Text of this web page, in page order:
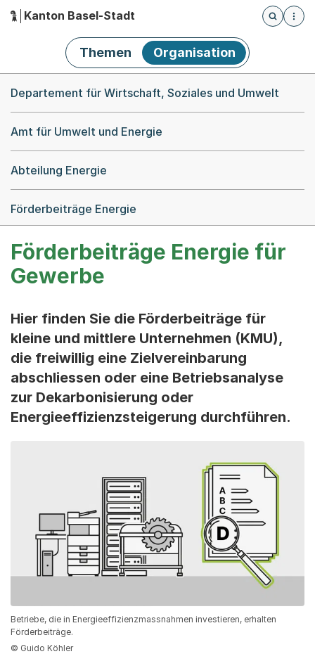
Hauptnavigation
Kanton Basel-Stadt
Öffnet
Themen Organisation
Departement für Wirtschaft, Soziales und Umwelt
Amt für Umwelt und Energie
Abteilung Energie
Förderbeiträge Energie
Förderbeiträge Energie für
Gewerbe
Hier finden Sie die Förderbeiträge für
kleine und mittlere Unternehmen (KMU),
die freiwillig eine Zielvereinbarung
abschliessen oder eine Betriebsanalyse
zur Dekarbonisierung oder
Energieeffizienzsteigerung durchführen.
Betriebe, die in Energieeffizienzmassnahmen investieren, erhalten
Förderbeiträge.
© Guido Köhler